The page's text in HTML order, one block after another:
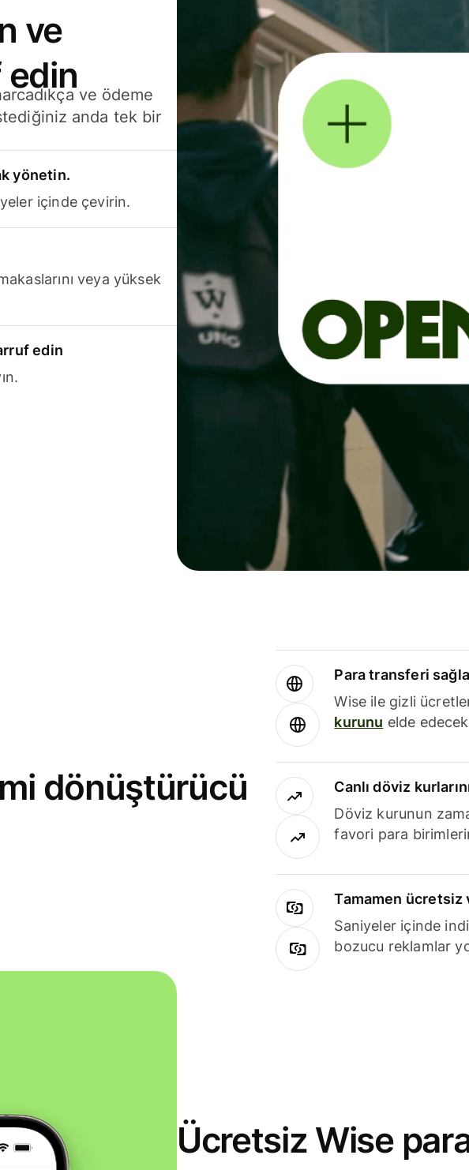
ve
edinve ödeme
anda tek bir
yönetin.
içinde çevirin.
veya yüksek
edin
dönüştürücü
Para transferi
Wise ile gizli
kurunu elde
Canlı döviz
Döviz kurunun
favori para
Tamamen ücretsiz
Saniyeler içinde
bozucu reklamlar
Ücretsiz Wise